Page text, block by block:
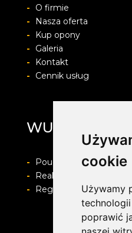
cookie
Używamy
poprawić
-
O firmie
-
Nasza oferta
-
Kup opony
-
Galeria
-
Kontakt
-
Cennik usług
WULKAN
-
Pouczenie o prawie do
-
Realizacja zamówienia
-
Regulamin i Polityka